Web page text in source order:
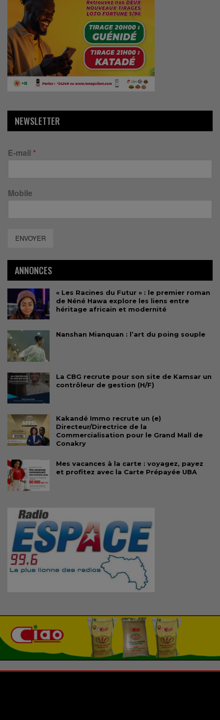
NEWSLETTER
E-mail *
Mobile
ENVOYER
ANNONCES
« Les Racines du Futur » : le premier roman
de Néné Hawa explore les liens entre
héritage africain et modernité
Nanshan Mianquan : l’art du poing souple
La CBG recrute pour son site de Kamsar un
contrôleur de gestion (H/F)
Kakandé Immo recrute un (e)
Directeur/Directrice de la
Commercialisation pour le Grand Mall de
Conakry
Mes vacances à la carte : voyagez, payez
et profitez avec la Carte Prépayée UBA